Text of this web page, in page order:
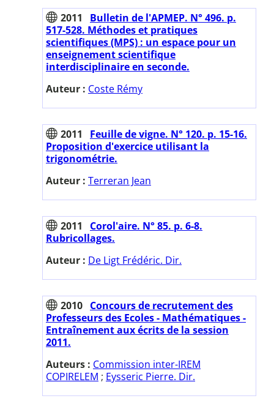
2011
Bulletin de l'APMEP. N° 496. p.
517-528. Méthodes et pratiques
scientifiques (MPS) : un espace pour un
enseignement scientifique
interdisciplinaire en seconde.
Auteur : Coste Rémy
2011
Feuille de vigne. N° 120. p. 15-16.
Proposition d'exercice utilisant la
trigonométrie.
Auteur : Terreran Jean
2011
Corol'aire. N° 85. p. 6-8.
Rubricollages.
Auteur : De Ligt Frédéric. Dir.
2010 Concours de recrutement des
Professeurs des Ecoles - Mathématiques -
Entraînement aux écrits de la session
2011.
Auteurs : Commission inter-IREM
COPIRELEM ; Eysseric Pierre. Dir.